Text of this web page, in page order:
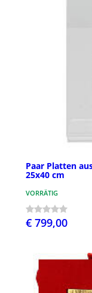
Paar Platten
25x40 cm
VORRÄTIG
€ 799,00